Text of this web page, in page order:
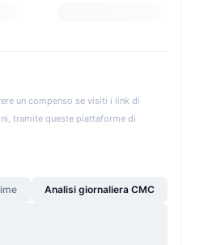
un compenso se visiti i link di
tramite queste piattaforme di
Analisi giornaliera CMC